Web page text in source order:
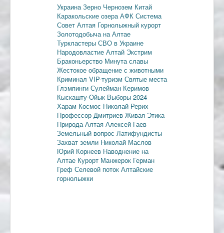
Украина Зерно Чернозем Китай
Каракольские озера АФК Система
Совет Алтая Горнолыжный курорт
Золотодобыча на Алтае
Туркластеры СВО в Украине
Народовластие Алтай Экстрим
Браконьерство Минута славы
Жестокое обращение с животными
Криминал VIP-туризм Святые места
Глэмпинги Сулейман Керимов
Кыскашту-Ойык Выборы 2024
Харам Космос Николай Рерих
Профессор Дмитриев Живая Этика
Природа Алтая Алексей Гаев
Земельный вопрос Латифундисты
Захват земли Николай Маслов
Юрий Корнеев Наводнение на
Алтае Курорт Манжерок Герман
Греф Селевой поток Алтайские
горнолыжки